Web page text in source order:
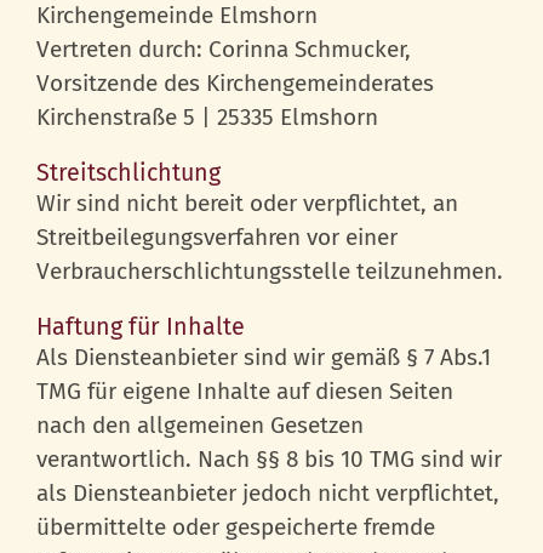
Kirchengemeinde Elmshorn
Vertreten durch: Corinna Schmucker,
Vorsitzende des Kirchengemeinderates
Kirchenstraße 5 | 25335 Elmshorn
Streitschlichtung
Wir sind nicht bereit oder verpflichtet, an
Streitbeilegungsverfahren vor einer
Verbraucherschlichtungsstelle teilzunehmen.
Haftung für Inhalte
Als Diensteanbieter sind wir gemäß § 7 Abs.1
TMG für eigene Inhalte auf diesen Seiten
nach den allgemeinen Gesetzen
verantwortlich. Nach §§ 8 bis 10 TMG sind wir
als Diensteanbieter jedoch nicht verpflichtet,
übermittelte oder gespeicherte fremde